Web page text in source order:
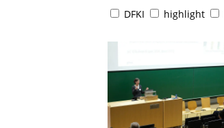
DFKI highlight